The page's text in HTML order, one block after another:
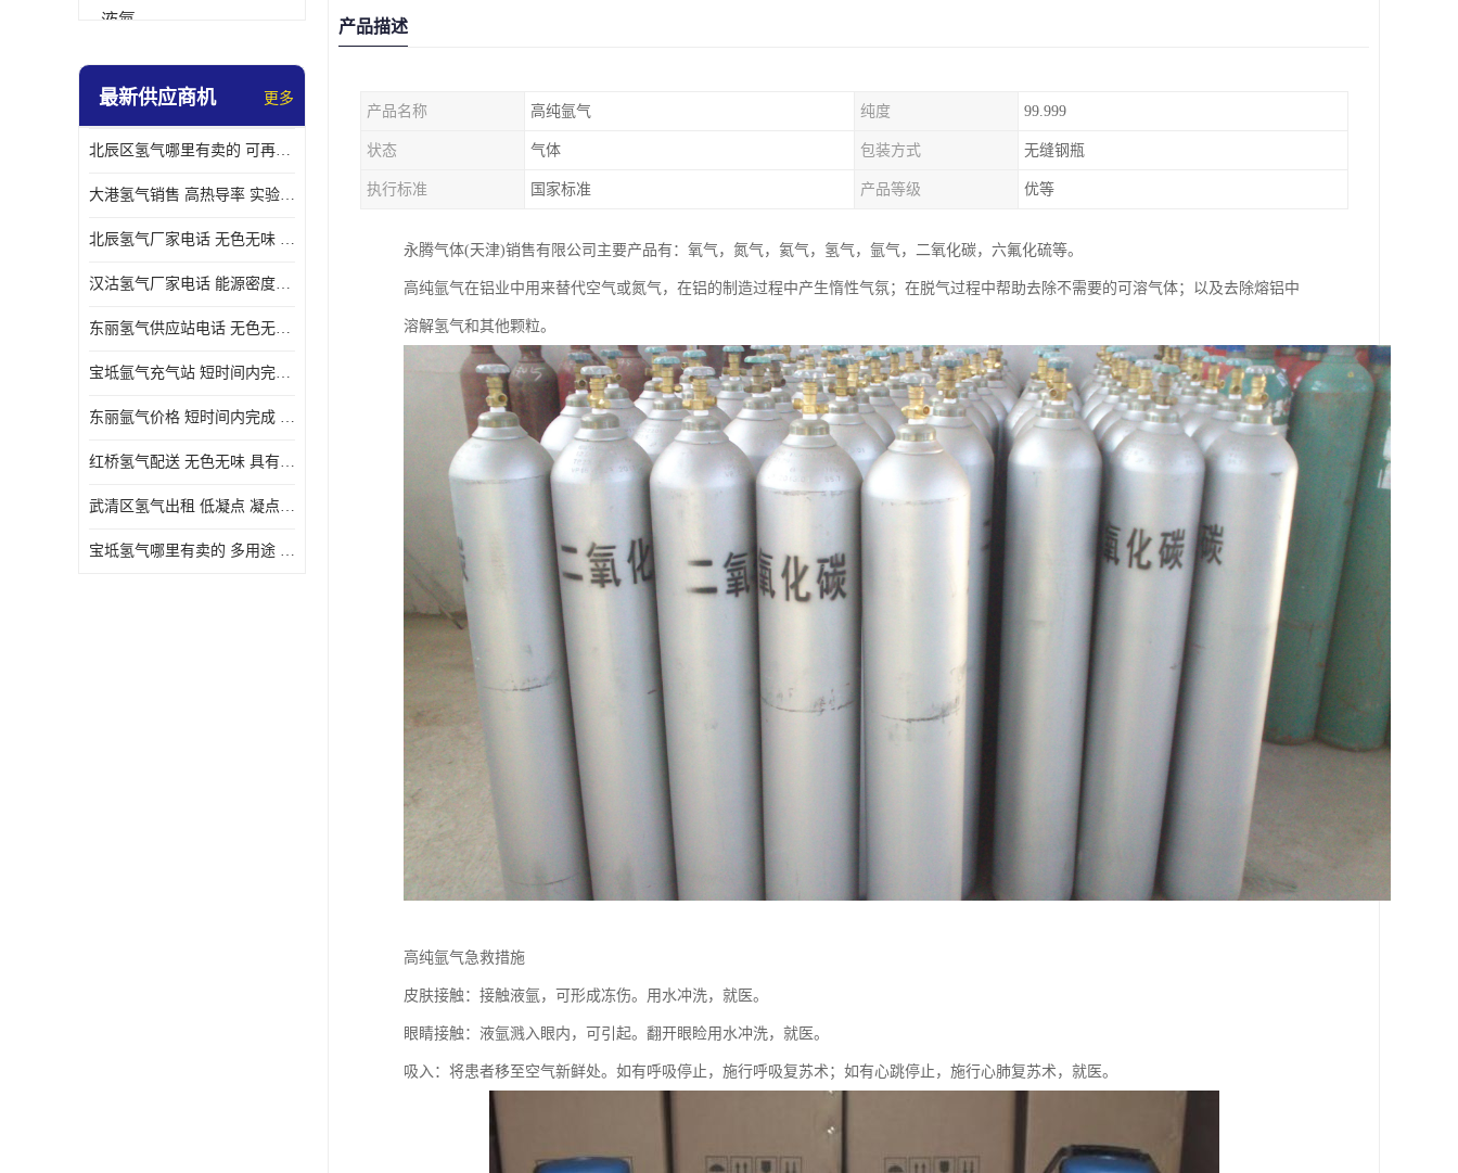
液氮
乙炔
最新供应商机 更多
北辰区氢气哪里有卖的 可再生 实验室应用
大港氢气销售 高热导率 实验室应用
北辰氢气厂家电话 无色无味 凝点为-259
汉沽氢气厂家电话 能源密度高 储存和传输便利
东丽氢气供应站电话 无色无味 储存和传输便利
宝坻氩气充气站 短时间内完成 人员经过培训
东丽氩气价格 短时间内完成 物流管理优良
红桥氢气配送 无色无味 具有较低的密度
武清区氢气出租 低凝点 凝点为-259
宝坻氢气哪里有卖的 多用途 可以在空气中上升
产品描述
产品名称 高纯氩气 纯度 99.999
状态 气体 包装方式 无缝钢瓶
执行标准 国家标准 产品等级 优等
永腾气体(天津)销售有限公司主要产品有：氧气，氮气，氦气，氢气，氩气，二氧化碳，六氟化硫等。
高纯氩气在铝业中用来替代空气或氮气，在铝的制造过程中产生惰性气氛；在脱气过程中帮助去除不需要的可溶气体；以及去除熔铝中
溶解氢气和其他颗粒。
高纯氩气急救措施
皮肤接触：接触液氩，可形成冻伤。用水冲洗，就医。
眼睛接触：液氩溅入眼内，可引起。翻开眼睑用水冲洗，就医。
吸入：将患者移至空气新鲜处。如有呼吸停止，施行呼吸复苏术；如有心跳停止，施行心肺复苏术，就医。